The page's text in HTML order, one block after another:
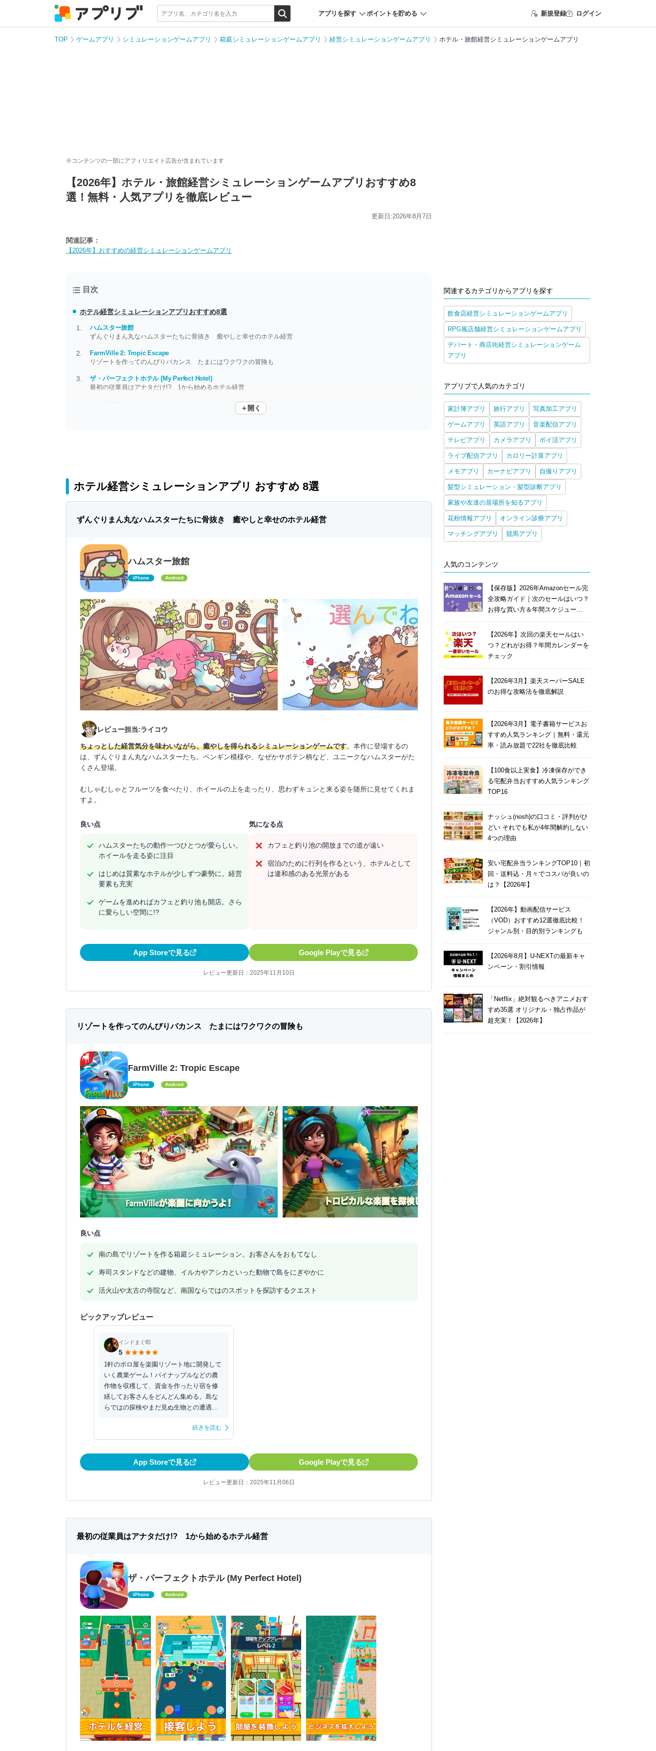
アプリを探す ポイントを貯める 新規登録 ログイン
TOP ゲームアプリ シミュレーションゲームアプリ 箱庭シミュレーションゲームアプリ 経営シミュレーションゲームアプリ ホテル・旅館経営シミュレーションゲームアプリ
※コンテンツの一部にアフィリエイト広告が含まれています
【2026年】ホテル・旅館経営シミュレーションゲームアプリおすすめ8
選！無料・人気アプリを徹底レビュー
更新日:2026年8月7日
関連記事：
【2026年】おすすめの経営シミュレーションゲームアプリ
目次
ホテル経営シミュレーションアプリおすすめ8選
ハムスター旅館
ずんぐりまん丸なハムスターたちに骨抜き 癒やしと幸せのホテル経営
FarmVille 2: Tropic Escape
リゾートを作ってのんびりバカンス たまにはワクワクの冒険も
ザ・パーフェクトホテル (My Perfect Hotel)
最初の従業員はアナタだけ!? 1から始めるホテル経営
お客様、そろそろチェックアウトの（飛び立つ）お時間です
＋開く
ホテル経営シミュレーションアプリ おすすめ 8選
ずんぐりまん丸なハムスターたちに骨抜き 癒やしと幸せのホテル経営
ハムスター旅館
iPhone Android
レビュー担当:ライコウ
ちょっとした経営気分を味わいながら、癒やしを得られるシミュレーションゲームです。本作に登場するの
は、ずんぐりまん丸なハムスターたち。ペンギン模様や、なぜかサボテン柄など、ユニークなハムスターがた
くさん登場。
むしゃむしゃとフルーツを食べたり、ホイールの上を走ったり、思わずキュンと来る姿を随所に見せてくれま
すよ。
良い点
ハムスターたちの動作一つひとつが愛らしい。
ホイールを走る姿に注目
はじめは質素なホテルが少しずつ豪勢に。経営
要素も充実
ゲームを進めればカフェと釣り池も開店。さら
に愛らしい空間に!?
気になる点
カフェと釣り池の開放までの道が遠い
宿泊のために行列を作るという、ホテルとして
は違和感のある光景がある
App Storeで見る Google Playで見る
レビュー更新日：2025年11月10日
リゾートを作ってのんびりバカンス たまにはワクワクの冒険も
FarmVille 2: Tropic Escape
iPhone Android
良い点
南の島でリゾートを作る箱庭シミュレーション。お客さんをおもてなし
寿司スタンドなどの建物、イルカやアシカといった動物で島をにぎやかに
活火山や太古の寺院など、南国ならではのスポットを探訪するクエスト
ピックアップレビュー
インドまぐ郎
5
1軒のボロ屋を楽園リゾート地に開発して
いく農業ゲーム！パイナップルなどの農
作物を収穫して、資金を作ったり宿を修
繕してお客さんをどんどん集める。島な
らではの探検やまだ見ぬ生物との遭遇に
続きを読む
App Storeで見る Google Playで見る
レビュー更新日：2025年11月06日
最初の従業員はアナタだけ!? 1から始めるホテル経営
ザ・パーフェクトホテル (My Perfect Hotel)
iPhone Android
関連するカテゴリからアプリを探す
飲食店経営シミュレーションゲームアプリ
RPG風店舗経営シミュレーションゲームアプリ
デパート・商店街経営シミュレーションゲーム
アプリ
アプリブで人気のカテゴリ
家計簿アプリ 旅行アプリ 写真加工アプリ
ゲームアプリ 英語アプリ 音楽配信アプリ
テレビアプリ カメラアプリ ポイ活アプリ
ライブ配信アプリ カロリー計算アプリ
メモアプリ カーナビアプリ 自撮りアプリ
髪型シミュレーション・髪型診断アプリ
家族や友達の居場所を知るアプリ
花粉情報アプリ オンライン診療アプリ
マッチングアプリ 競馬アプリ
人気のコンテンツ
【保存版】2026年Amazonセール完
全攻略ガイド｜次のセールはいつ？
お得な買い方＆年間スケジュー...
【2026年】次回の楽天セールはい
つ？どれがお得？年間カレンダーを
チェック
【2026年3月】楽天スーパーSALE
のお得な攻略法を徹底解説
【2026年3月】電子書籍サービスお
すすめ人気ランキング｜無料・還元
率・読み放題で22社を徹底比較
【100食以上実食】冷凍保存ができ
る宅配弁当おすすめ人気ランキング
TOP16
ナッシュ(nosh)の口コミ・評判がひ
どい それでも私が4年間解約しない
4つの理由
安い宅配弁当ランキングTOP10｜初
回・送料込・月々でコスパが良いの
は？【2026年】
【2026年】動画配信サービス
（VOD）おすすめ12選徹底比較！
ジャンル別・目的別ランキングも
【2026年8月】U-NEXTの最新キャ
ンペーン・割引情報
「Netflix」絶対観るべきアニメおす
すめ35選 オリジナル・独占作品が
超充実！【2026年】